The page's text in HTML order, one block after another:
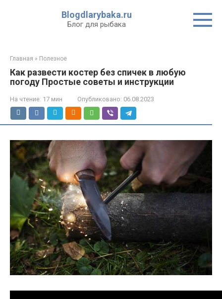
Blogdlarybaka.ru
Блог для рыбака
Главная » Полезное
Как развести костер без спичек в любую
погоду Простые советы и инструкции
На чтение: 17 мин Опубликовано: 06.08.2023